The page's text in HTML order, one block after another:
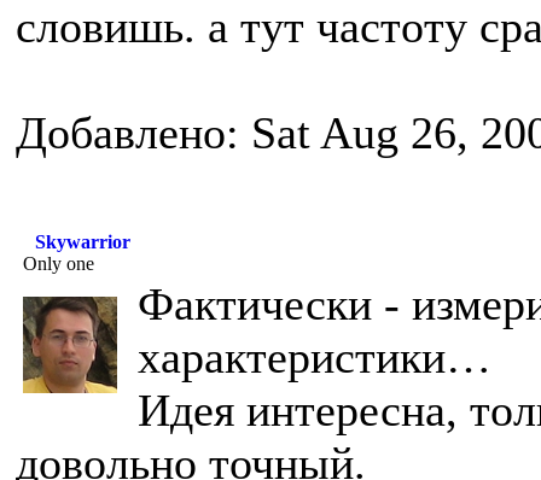
словишь. а тут частоту
Добавлено: Sat Aug 26,
Skywarrior
Only one
Фактически -
характеристики…
Идея интересна,
довольно точный.